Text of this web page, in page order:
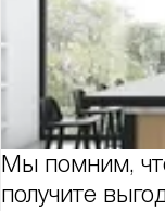
Мы помним,
получите